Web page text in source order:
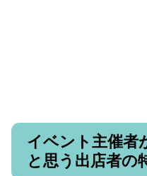
イベント主催者
と思う出店者の